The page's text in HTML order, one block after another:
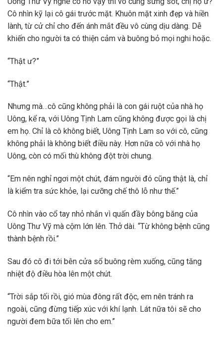
Cô nhìn kỹ lại cô gái trước mặt. Khuôn mặt xinh đẹp và hiền
lành, từ cử chỉ cho đến ánh mắt đều vô cùng dịu dàng. Dễ
khiến cho người ta có thiện cảm và buông bỏ mọi nghi hoặc.
“Thật ư?”
“Thật.”
Nhưng mà…cô cũng không phải là con gái ruột của nhà họ
Uông, kể ra, với Uông Tịnh Lam cũng không được gọi là chị
em họ. Chỉ là cô không biết, Uông Tịnh Lam so với cô, cũng
không phải là không biết điều này. Hơn nữa cô với nhà họ
Uông, còn có mối thù không đột trời chung.
“Em nên nghỉ ngơi một chút, đám người đó cũng thật là, chỉ
là kiểm tra sức khỏe, lại cưỡng chế thô lỗ như thế.”
Cô nhìn vào cổ tay nhỏ nhắn vì quấn đầy bông băng của
Uông Thư Vỹ mà cộm lớn lên. Thở dài. “Từ không bệnh cũng
thành bệnh rồi.”
Sau đó cô đi tới bên cửa sổ buông rèm xuống, cũng tăng
nhiệt độ điều hòa lên một chút.
“Trời sắp tối rồi, gió mùa đông rất độc, em nên tránh ra
ngoài, cũng đừng tiếp xúc với khí lạnh. Lát nữa tôi sẽ cho
người đem bữa tối lên cho em.”